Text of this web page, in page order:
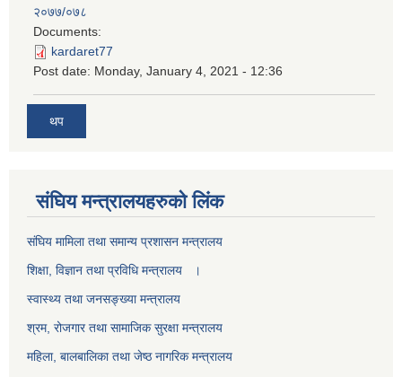
२०७७/०७८
Documents:
kardaret77
Post date: Monday, January 4, 2021 - 12:36
थप
स‌ंघिय मन्त्रालयहरुको लिंक
स‌ंघिय मामिला तथा समान्य प्रशासन मन्त्रालय
शिक्षा, विज्ञान तथा प्रविधि मन्त्रालय ।
स्वास्थ्य तथा जनसङ्ख्या मन्त्रालय
श्रम, रोजगार तथा सामाजिक सुरक्षा मन्त्रालय
महिला, बालबालिका तथा जेष्ठ नागरिक मन्त्रालय